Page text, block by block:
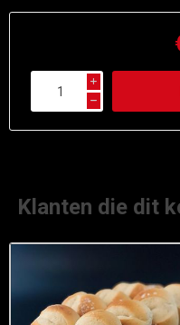
i
h
Klanten die dit